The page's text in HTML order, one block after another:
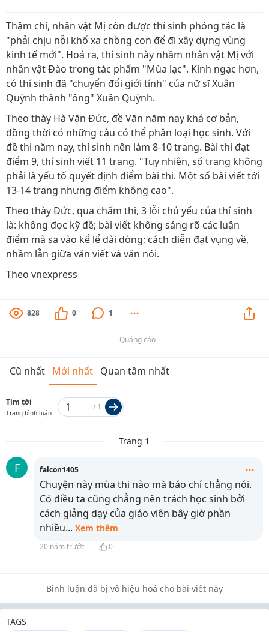
Thậm chí, nhân vật Mị còn được thí sinh phóng tác là
"phải chịu nỗi khổ xa chồng con để đi xây dựng vùng
kinh tế mới". Hoá ra, thí sinh này nhầm nhân vật Mị với
nhân vật Đào trong tác phẩm "Mùa lạc". Kinh ngạc hơn,
có thí sinh đã "chuyển đổi giới tính" của nữ sĩ Xuân
Quỳnh thành "ông" Xuân Quỳnh.
Theo thày Hà Văn Đức, đề Văn năm nay khá cơ bản,
đồng thời có những câu có thể phân loại học sinh. Với
đề thi năm nay, thí sinh nên làm 8-10 trang. Bài thi đạt
điểm 9, thí sinh viết 11 trang. "Tuy nhiên, số trang không
phải là yếu tố quyết định điểm bài thi. Một số bài viết tới
13-14 trang nhưng điểm không cao".
Theo thày Đức, qua chấm thi, 3 lỗi chủ yếu của thí sinh
là: không đọc kỹ đề; bài viết không sáng rõ các luận
điểm mà sa vào kể lể dài dòng; cách diễn đạt vụng về,
nhầm lẫn giữa văn viết và văn nói.
Theo vnexpress
828 0 1
Quảng cáo
Cũ nhất Mới nhất Quan tâm nhất
Tìm tới
Trang bình luận
/ 1
Trang 1
F falcon1405
Chuyện này mùa thi nào mà báo chí chẳng nói.
Có điều ta cũng chẳng nên trách học sinh bởi
cách giảng dạy của giáo viên bây giờ phần
nhiều... Xem thêm
20 năm trước 0
Bình luận đã bị vô hiệu hoá cho bài viết này
TAGS